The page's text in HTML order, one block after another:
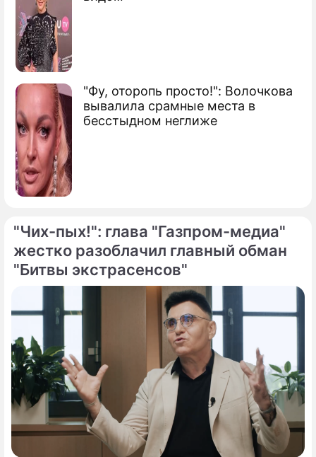
"Фу, оторопь просто!": Волочкова
вывалила срамные места в
бесстыдном неглиже
"Чих-пых!": глава "Газпром-медиа"
жестко разоблачил главный обман
"Битвы экстрасенсов"